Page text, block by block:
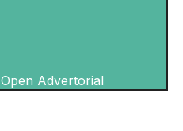
Open Advertorial